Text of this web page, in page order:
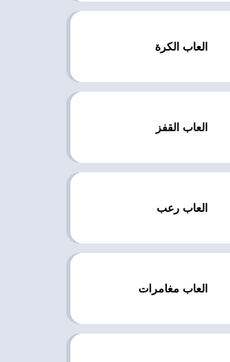
العاب الكرة
العاب القفز
العاب رعب
العاب مغامرات